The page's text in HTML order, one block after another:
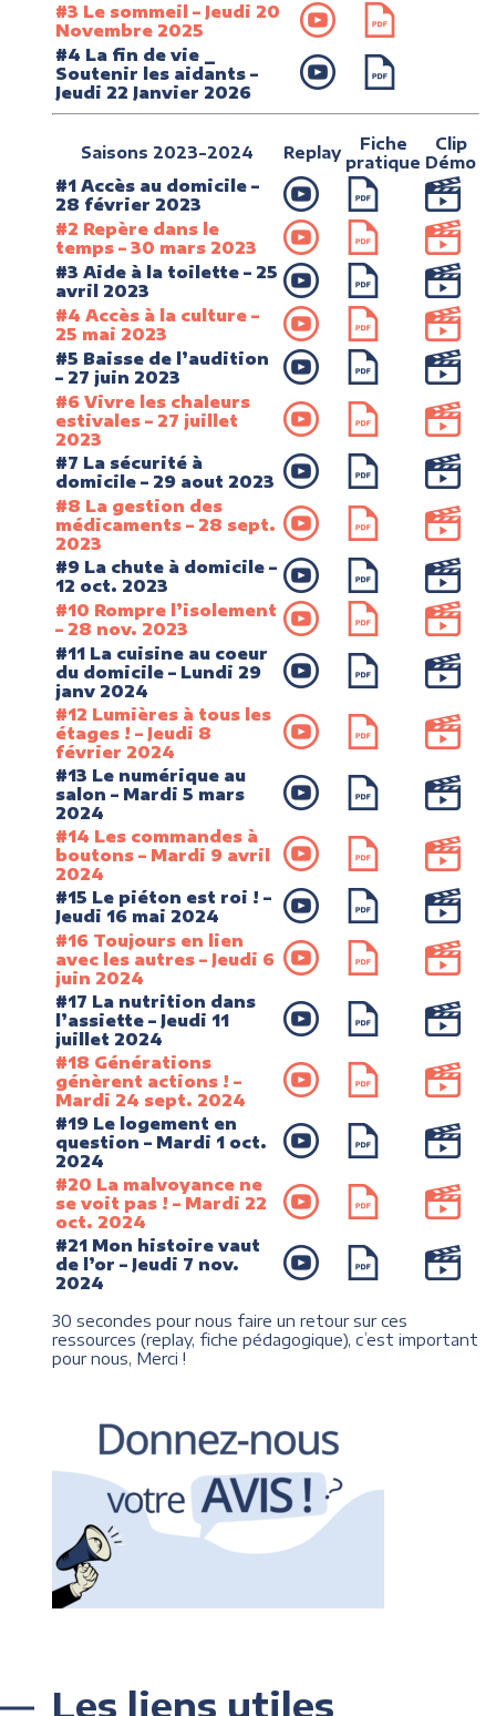
#3 Le sommeil – Jeudi 20
Novembre 2025
#4 La fin de vie _
Soutenir les aidants –
Jeudi 22 Janvier 2026
Saisons 2023-2024 Replay
Fiche
pratique
Clip
Démo
#1 Accès au d omicile –
28 février 2023
#2 Repère dans le
temps – 30 mars 2023
#3 Aide à la toilette – 25
avril 2023
#4 Accès à la culture –
25 mai 2023
#5 Baisse de l’audition
– 27 juin 2023
#6 Vivre les chaleurs
estivales – 27 juillet
2023
#7 La sécurité à
domicile – 29 aout 2023
#8 La gestion des
médicaments – 28 sept.
2023
#9 La chute à domicile –
12 oct. 2023
#10 Rompre l’isolement
– 28 nov. 2023
#11 La cuisine au coeur
du domicile – Lundi 29
janv 2024
#12 Lumières à tous les
étages ! – Jeudi 8
février 2024
#13 Le numérique au
salon – Mardi 5 mars
2024
#14 Les commandes à
boutons – Mardi 9 avril
2024
#15 Le piéton est roi ! –
Jeudi 16 mai 2024
#16 Toujours en lien
avec les autres – Jeudi 6
juin 2024
#17 La nutrition dans
l’assiette – Jeudi 11
juillet 2024
#18 Générations
génèrent actions ! –
Mardi 24 sept. 2024
#19 Le logement en
question – Mardi 1 oct.
2024
#20 La malvoyance ne
se voit pas ! – Mardi 22
oct. 2024
#21 Mon histoire vaut
de l’or – Jeudi 7 nov.
2024
30 secondes pour nous faire un retour sur ces
ressources (replay, fiche pédagogique), c’est important
pour nous, Merci !
Les liens utiles